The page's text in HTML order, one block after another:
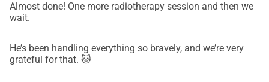
Almost done! One more radiotherapy session and then we
wait.
He’s been handling everything so bravely, and we’re very
grateful for that. 🐱